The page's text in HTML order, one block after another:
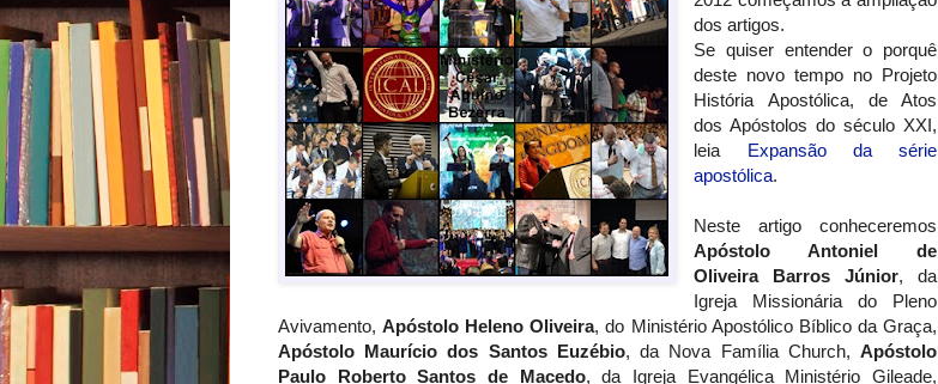
dos artigos.
Se quiser entender o porquê
deste novo tempo no Projeto
História Apostólica, de Atos
dos Apóstolos do século XXI,
leia Expansão da série
apostólica.
Neste artigo conheceremos
Apóstolo Antoniel de
Oliveira Barros Júnior, da
Igreja Missionária do Pleno
Avivamento,Apóstolo Heleno Oliveira, do Ministério Apostólico Bíblico da Graça,
Apóstolo Maurício dos Santos Euzébio, da Nova Família Church,Apóstolo
Paulo Roberto Santos de Macedo, da Igreja Evangélica Ministério Gileade,